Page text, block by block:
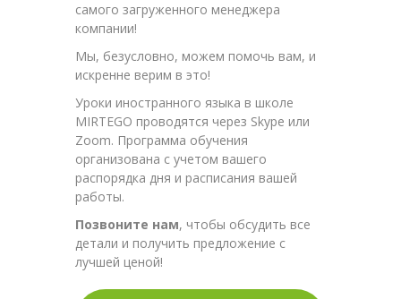
самого загруженного менеджера
компании!
Мы, безусловно, можем помочь вам, и
искренне верим в это!
Уроки иностранного языка в школе
MIRTEGO проводятся через Skype или
Zoom. Программа обучения
организована с учетом вашего
распорядка дня и расписания вашей
работы.
Позвоните нам, чтобы обсудить все
детали и получить предложение с
лучшей ценой!